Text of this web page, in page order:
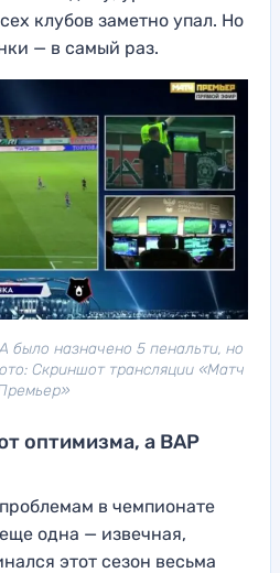
клубов заметно упал. Но
— в самый раз.
назначено 5 пенальти, но
Скриншот трансляции «Матч
оптимизма, а ВАР
в чемпионате
одна — извечная,
этот сезон весьма